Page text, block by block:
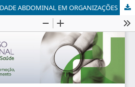
PREVALÊNCIA DE OBESIDADE ABDOMINAL EM ORGANIZAÇÕES MILITARES DO EXÉRCITO BRASILEIRO: UMA REVISÃO SISTEMÁTICA